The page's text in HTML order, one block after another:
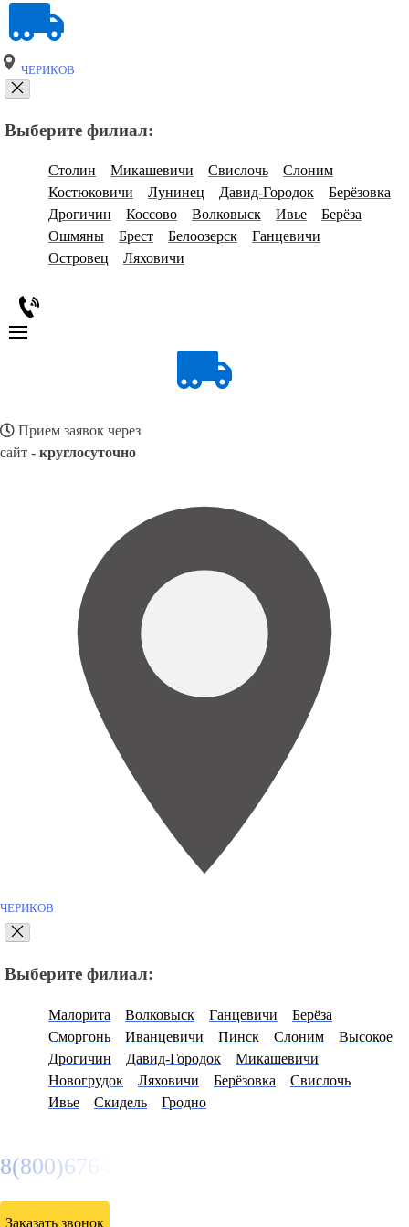
ЧЕРИКОВ
Выберите филиал:
Столин Микашевичи Свислочь
Слоним
Костюковичи
Лунинец Давид-Городок
Берёзовка
Дрогичин
Коссово Волковыск Ивье
Берёза
Ошмяны
Брест Белоозерск
Ганцевичи
Островец
Ляховичи
Прием заявок через
сайт - круглосуточно
ЧЕРИКОВ
Выберите филиал:
Малорита Волковыск Ганцевичи
Берёза
Сморгонь
Иванцевичи Пинск Слоним
Высокое
Дрогичин
Давид-Городок
Микашевичи
Новогрудок
Ляховичи Берёзовка
Свислочь
Ивье
Скидель Гродно
8(800)6764935
Заказать звонок